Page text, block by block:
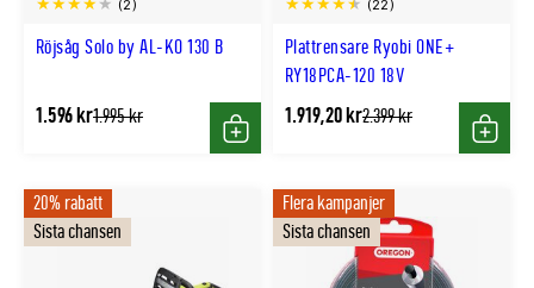
Röjsåg Solo by AL-KO 130 B
(2)
1.596 krTidligere
1.995 kr
Köp
Plattrensare Ryobi ONE+
RY18PCA-120 18V
(22)
1.919,20 krTidligere
2.399 kr
Köp
20% rabatt
Sista chansen
Flera kampanjer
Sista chansen